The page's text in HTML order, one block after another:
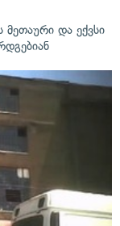
და ექვსი